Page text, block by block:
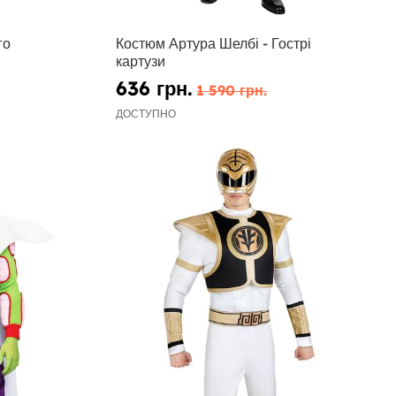
Костюм Артура Шелбі - Гострі
картузи
636 грн. 1 590 грн.
ДОСТУПНО